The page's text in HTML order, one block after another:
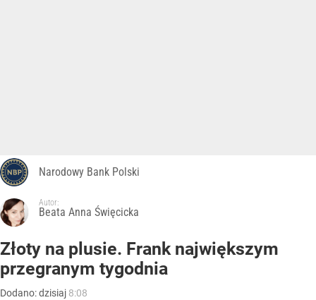
Narodowy Bank Polski
Autor:
Beata Anna Święcicka
Złoty na plusie. Frank największym
przegranym tygodnia
Dodano:dzisiaj 8:08